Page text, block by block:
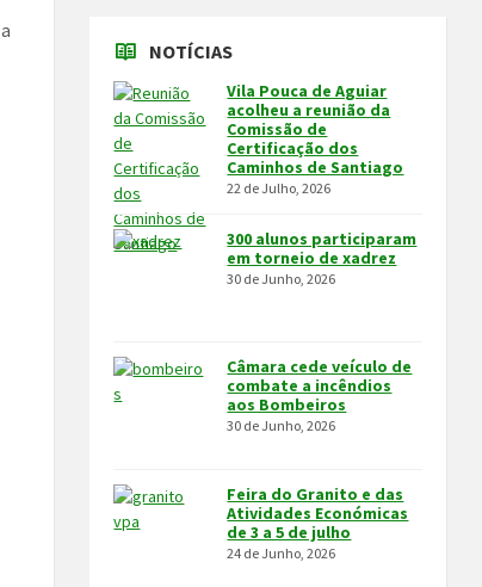
NOTÍCIAS
Vila Pouca de Aguiar
acolheu a reunião da
Comissão de
Certificação dos
Caminhos de Santiago
22 de Julho, 2026
300 alunos participaram
em torneio de xadrez
30 de Junho, 2026
Câmara cede veículo de
combate a incêndios
aos Bombeiros
30 de Junho, 2026
Feira do Granito e das
Atividades Económicas
de 3 a 5 de julho
24 de Junho, 2026